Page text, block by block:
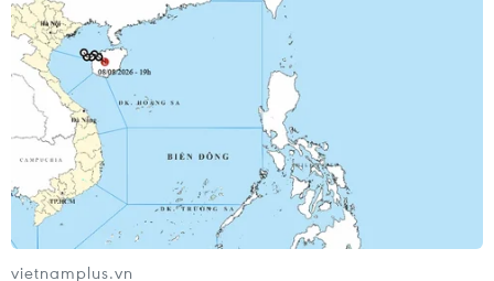
vietnamplus.vn